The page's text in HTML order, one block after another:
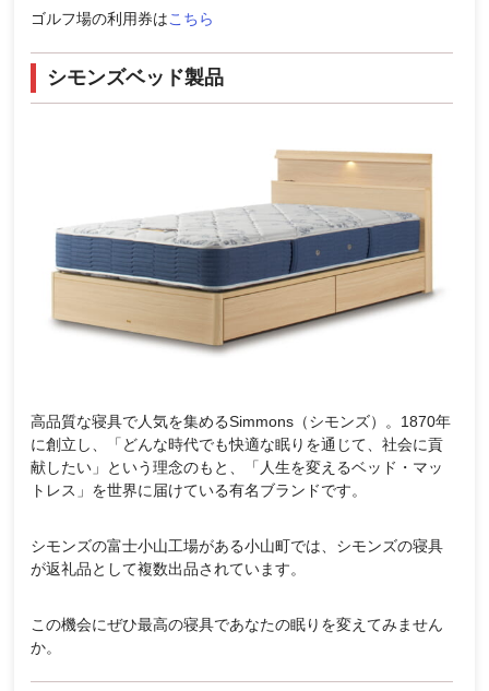
ゴルフ場の利用券はこちら
シモンズベッド製品
高品質な寝具で人気を集めるSimmons（シモンズ）。1870年
に創立し、「どんな時代でも快適な眠りを通じて、社会に貢
献したい」という理念のもと、「人生を変えるベッド・マッ
トレス」を世界に届けている有名ブランドです。
シモンズの富士小山工場がある小山町では、シモンズの寝具
が返礼品として複数出品されています。
この機会にぜひ最高の寝具であなたの眠りを変えてみません
か。